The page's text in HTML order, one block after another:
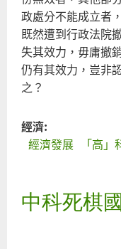
政處分不能成立者
既然遭到行政法院
失其效力，毋庸撤
仍有其效力，豈非
之？
經濟:
經濟發展
「高
中科死棋